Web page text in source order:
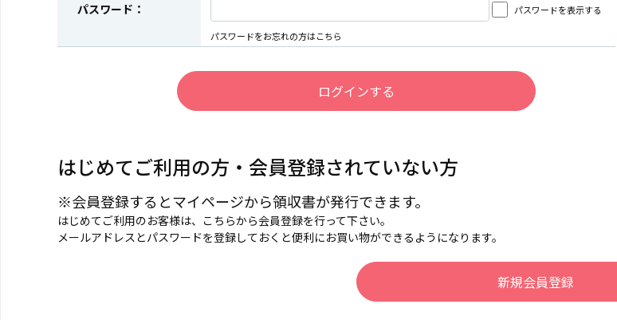
パスワード： パスワードを表示する
パスワードをお忘れの方はこちら
はじめてご利用の方・会員登録されていない方
※会員登録するとマイページから領収書が発行できます。
はじめてご利用のお客様は、こちらから会員登録を行って下さい。
メールアドレスとパスワードを登録しておくと便利にお買い物ができるようになります。